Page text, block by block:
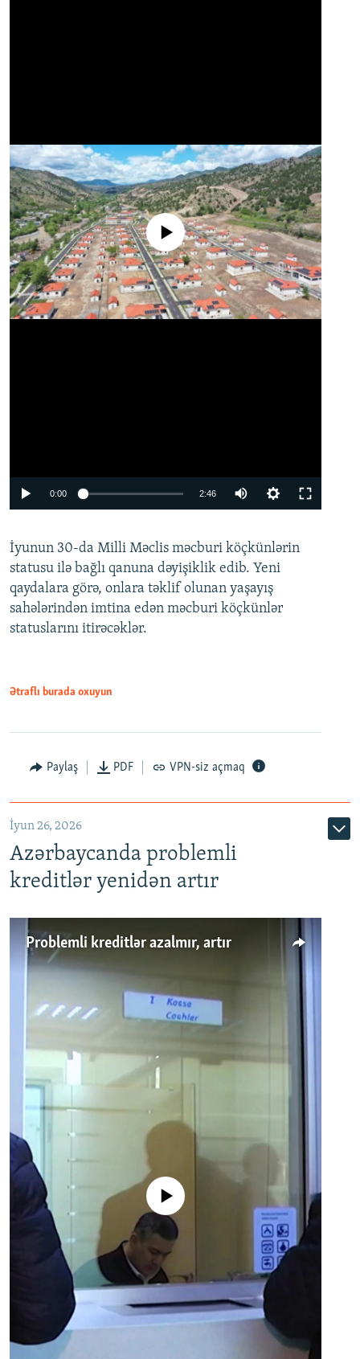
Auto 240p 360p 480p
720p 1080p
No media source currently available
0:00 2:46
360p
480p
720p
İyunun 30-da Milli Məclis məcburi köçkünlərin
statusu ilə bağlı qanuna dəyişiklik edib. Yeni
qaydalara görə, onlara təklif olunan yaşayış
sahələrindən imtina edən məcburi köçkünlər
statuslarını itirəcəklər.
Ətraflı burada oxuyun
Paylaş PDF VPN-siz açmaq
İyun 26, 2026
Azərbaycanda problemli
kreditlər yenidən artır
Problemli kreditlər azalmır, artır
No media source currently available